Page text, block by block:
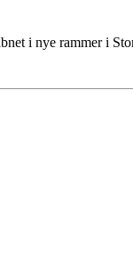
i nye rammer i